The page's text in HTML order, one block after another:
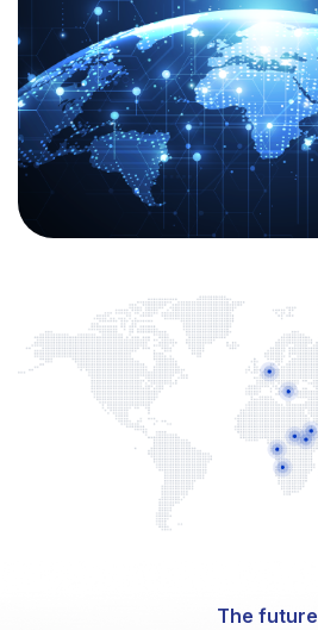
The future